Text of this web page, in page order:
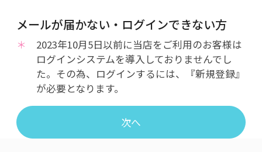
メールが届かない・ログインできない方
2023年10月5日以前に当店をご利用のお客様は
ログインシステムを導入しておりませんでし
た。その為、ログインするには、『新規登録』
が必要となります。
次へ